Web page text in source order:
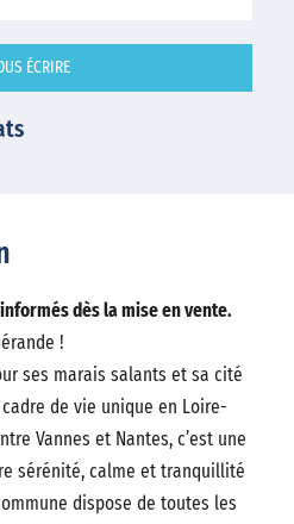
ÉCRIRE
dès la mise en vente.
!
ses marais salants et sa cité
de vie unique en Loire-
Vannes et Nantes, c’est une
sérénité, calme et tranquillité
dispose de toutes les